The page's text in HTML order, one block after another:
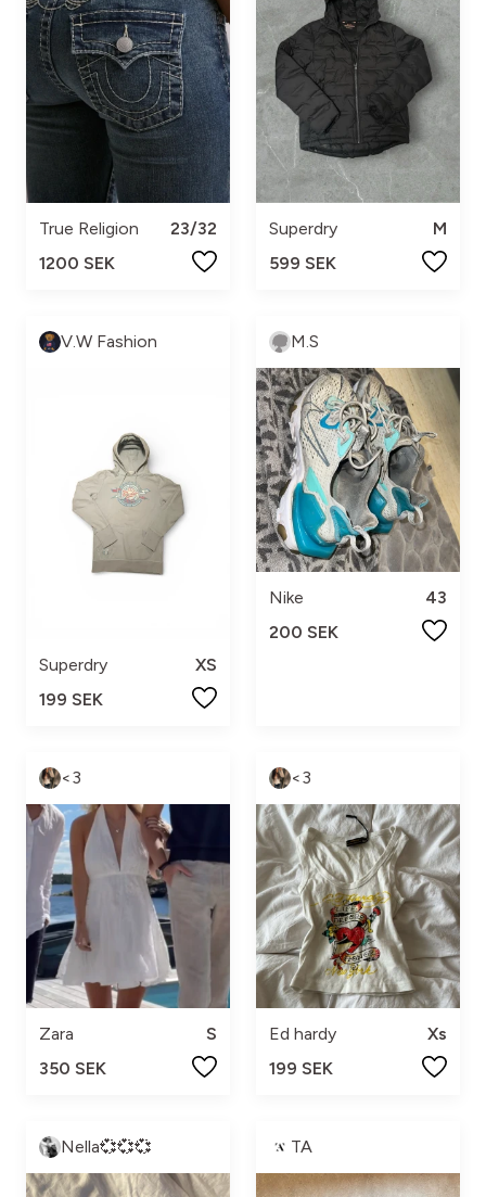
True Religion
23/32
1200 SEK
Superdry
M
599 SEK
V.W Fashion
Superdry
XS
199 SEK
M.S
Nike
43
200 SEK
<3
Zara
S
350 SEK
<3
Ed hardy
Xs
199 SEK
Nella💞💞💞 TA